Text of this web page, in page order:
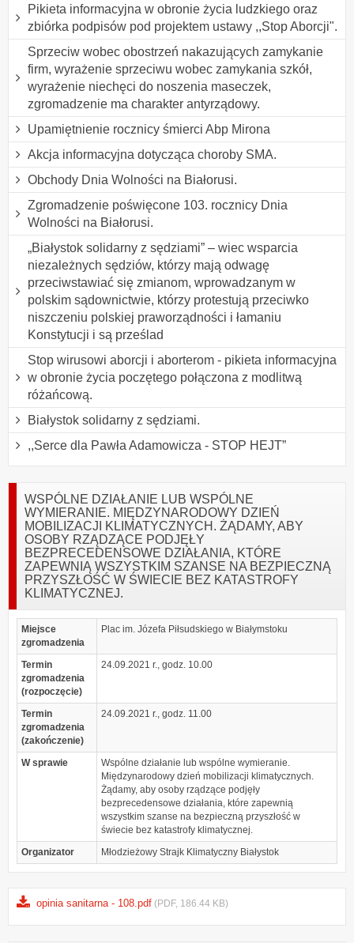
Pikieta informacyjna w obronie życia ludzkiego oraz
zbiórka podpisów pod projektem ustawy ,,Stop Aborcji".
Sprzeciw wobec obostrzeń nakazujących zamykanie
firm, wyrażenie sprzeciwu wobec zamykania szkół,
wyrażenie niechęci do noszenia maseczek,
zgromadzenie ma charakter antyrządowy.
Upamiętnienie rocznicy śmierci Abp Mirona
Akcja informacyjna dotycząca choroby SMA.
Obchody Dnia Wolności na Białorusi.
Zgromadzenie poświęcone 103. rocznicy Dnia
Wolności na Białorusi.
„Białystok solidarny z sędziami” – wiec wsparcia
niezależnych sędziów, którzy mają odwagę
przeciwstawiać się zmianom, wprowadzanym w
polskim sądownictwie, którzy protestują przeciwko
niszczeniu polskiej praworządności i łamaniu
Konstytucji i są prześlad
Stop wirusowi aborcji i aborterom - pikieta informacyjna
w obronie życia poczętego połączona z modlitwą
różańcową.
Białystok solidarny z sędziami.
,,Serce dla Pawła Adamowicza - STOP HEJT”
WSPÓLNE DZIAŁANIE LUB WSPÓLNE
WYMIERANIE. MIĘDZYNARODOWY DZIEŃ
MOBILIZACJI KLIMATYCZNYCH. ŻĄDAMY, ABY
OSOBY RZĄDZĄCE PODJĘŁY
BEZPRECEDENSOWE DZIAŁANIA, KTÓRE
ZAPEWNIĄ WSZYSTKIM SZANSE NA BEZPIECZNĄ
PRZYSZŁOŚĆ W ŚWIECIE BEZ KATASTROFY
KLIMATYCZNEJ.
Miejsce
zgromadzenia
Plac im. Józefa Piłsudskiego w Białymstoku
Termin
zgromadzenia
(rozpoczęcie)
24.09.2021 r., godz. 10.00
Termin
zgromadzenia
(zakończenie)
24.09.2021 r., godz. 11.00
W sprawie
Wspólne działanie lub wspólne wymieranie.
Międzynarodowy dzień mobilizacji klimatycznych.
Żądamy, aby osoby rządzące podjęły
bezprecedensowe działania, które zapewnią
wszystkim szanse na bezpieczną przyszłość w
świecie bez katastrofy klimatycznej.
Organizator
Młodzieżowy Strajk Klimatyczny Białystok
opinia sanitarna - 108.pdf (PDF, 186.44 KB)